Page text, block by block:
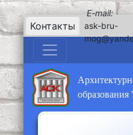
Контакты
E-mail:
ask-bru-